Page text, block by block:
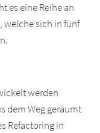
es eine Reihe an
welche sich in fünf
werden
dem Weg geräumt
Refactoring in